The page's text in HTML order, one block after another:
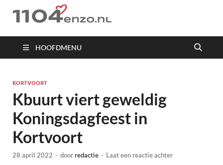
1104 en zo
HOOFDMENU
KORTVOORT
Kbuurt viert geweldig
Koningsdagfeest in
Kortvoort
28 april 2022 - doorredactie - Laat een reactie achter